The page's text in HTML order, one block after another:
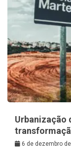
Urbanização
6 de dezembro